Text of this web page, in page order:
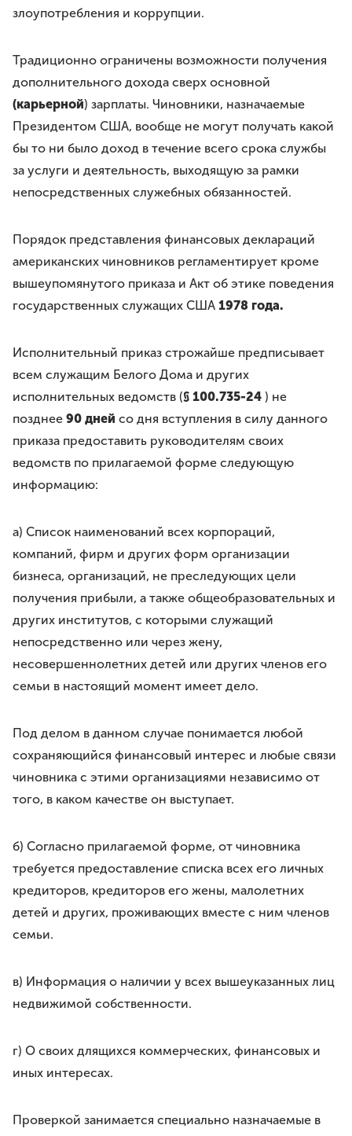
злоупотребления и коррупции.
Традиционно ограничены возможности получения
дополнительного дохода сверх основной
(карьерной) зарплаты. Чиновники, назначаемые
Президентом США, вообще не могут получать какой
бы то ни было доход в течение всего срока службы
за услуги и деятельность, выходящую за рамки
непосредственных служебных обязанностей.
Порядок представления финансовых деклараций
американских чиновников регламентирует кроме
вышеупомянутого приказа и Акт об этике поведения
государственных служащих США 1978 года.
Исполнительный приказ строжайше предписывает
всем служащим Белого Дома и других
исполнительных ведомств (§ 100.735-24 ) не
позднее 90 дней со дня вступления в силу данного
приказа предоставить руководителям своих
ведомств по прилагаемой форме следующую
информацию:
a) Список наименований всех корпораций,
компаний, фирм и других форм организации
бизнеса, организаций, не преследующих цели
получения прибыли, а также общеобразовательных и
других институтов, с которыми служащий
непосредственно или через жену,
несовершеннолетних детей или других членов его
семьи в настоящий момент имеет дело.
Под делом в данном случае понимается любой
сохраняющийся финансовый интерес и любые связи
чиновника с этими организациями независимо от
того, в каком качестве он выступает.
б) Согласно прилагаемой форме, от чиновника
требуется предоставление списка всех его личных
кредиторов, кредиторов его жены, малолетних
детей и других, проживающих вместе с ним членов
семьи.
в) Информация о наличии у всех вышеуказанных лиц
недвижимой собственности.
г) О своих длящихся коммерческих, финансовых и
иных интересах.
Проверкой занимается специально назначаемые в